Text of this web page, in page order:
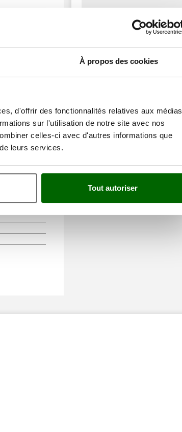
À propos des cookies
d'offrir des fonctionnalités relatives aux médias
sur l'utilisation de notre site avec nos
celles-ci avec d'autres informations que
leurs services.
Tout autoriser